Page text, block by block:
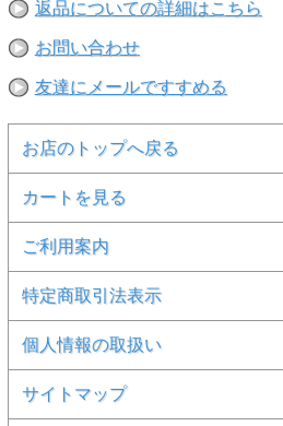
生し、やむをえずご注文をキャンセル
うえ注文いただきますようお願い申し上
返品についての詳細はこちら
お問い合わせ
友達にメールですすめる
お店のトップへ戻る
カートを見る
ご利用案内
特定商取引法表示
個人情報の取扱い
サイトマップ